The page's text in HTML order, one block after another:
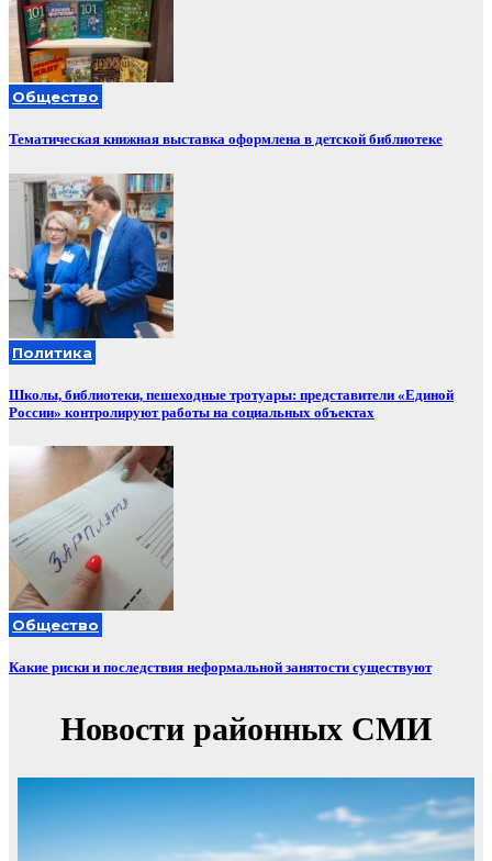
Общество
Тематическая книжная выставка оформлена в детской библиотеке
Политика
Школы, библиотеки, пешеходные тротуары: представители «Единой
России» контролируют работы на социальных объектах
Общество
Какие риски и последствия неформальной занятости существуют